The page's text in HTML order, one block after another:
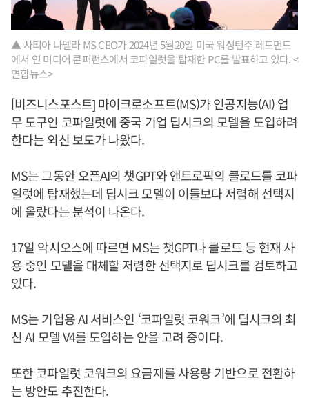
▲ 사티아 나델라 MS CEO가 2024년 5월20일 미국 워싱턴주 레드먼드
에서 연 미디어 콘퍼런스에서 코파일럿을 탑재한 PC를 발표하고 있다. <
연합뉴스>
[비즈니스포스트] 마이크로소프트(MS)가 인공지능(AI) 업
무 도구인 코파일럿에 중국 기업 딥시크의 모델을 도입하려
한다는 외신 보도가 나왔다.
MS는 그동안 오픈AI의 챗GPT와 앤트로픽의 클로드를 코파
일럿에 탑재했는데 딥시크 모델이 이들보다 저렴해 선택지
에 올랐다는 분석이 나온다.
17일 악시오스에 따르면 MS는 챗GPT나 클로드 등 현재 사
용 중인 모델을 대체할 저렴한 선택지로 딥시크를 검토하고
있다.
MS는 기업용 AI 서비스인 ‘코파일럿 코워크’에 딥시크의 최
신 AI 모델 V4를 도입하는 안을 고려 중이다.
또한 코파일럿 코워크의 요금제를 사용량 기반으로 전환하
는 방안도 추진한다.